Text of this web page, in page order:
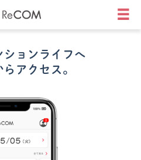
プリとは
リがある日常
キュリティ
ションライフへ
アクセス。